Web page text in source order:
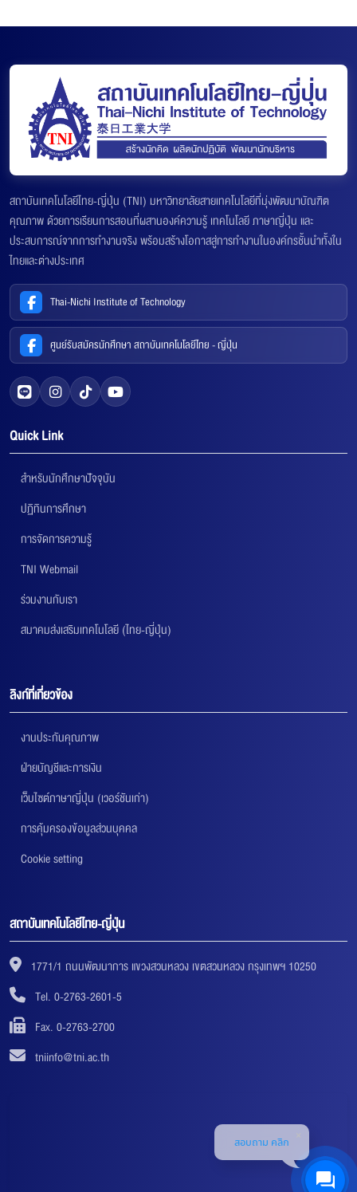
สถาบันเทคโนโลยีไทย-ญี่ปุ่น (TNI) มหาวิทยาลัยสายเทคโนโลยีที่มุ่งพัฒนาบัณฑิต
คุณภาพ ด้วยการเรียนการสอนที่ผสานองค์ความรู้ เทคโนโลยี ภาษาญี่ปุ่น และ
ประสบการณ์จากการทำงานจริง พร้อมสร้างโอกาสสู่การทำงานในองค์กรชั้นนำทั้งใน
ไทยและต่างประเทศ
Thai-Nichi Institute of Technology
ศูนย์รับสมัครนักศึกษา สถาบันเทคโนโลยีไทย - ญี่ปุ่น
Quick Link
สำหรับนักศึกษาปัจจุบัน
ปฏิทินการศึกษา
การจัดการความรู้
TNI Webmail
ร่วมงานกับเรา
สมาคมส่งเสริมเทคโนโลยี (ไทย-ญี่ปุ่น)
ลิงก์ที่เกี่ยวข้อง
งานประกันคุณภาพ
ฝ่ายบัญชีและการเงิน
เว็บไซต์ภาษาญี่ปุ่น (เวอร์ชันเก่า)
การคุ้มครองข้อมูลส่วนบุคคล
Cookie setting
สถาบันเทคโนโลยีไทย-ญี่ปุ่น
1771/1 ถนนพัฒนาการ แขวงสวนหลวง เขตสวนหลวง กรุงเทพฯ 10250
Tel. 0-2763-2601-5
Fax. 0-2763-2700
tniinfo@tni.ac.th
สอบถาม คลิก